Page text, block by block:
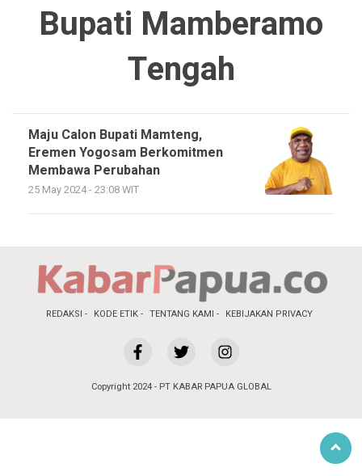
Bupati Mamberamo
Tengah
Maju Calon Bupati Mamteng,
Eremen Yogosam Berkomitmen
Membawa Perubahan
25 May 2024 - 23:08 WIT
REDAKSI KODE ETIK TENTANG KAMI KEBIJAKAN PRIVACY
Copyright 2024 - PT KABAR PAPUA GLOBAL